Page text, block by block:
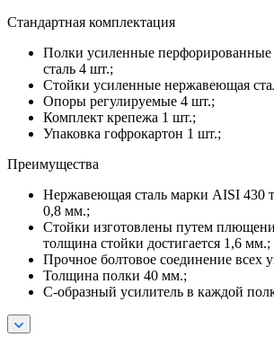
Стандартная комплектация
Полки усиленные
сталь 4 шт.;
Стойки усиленные нержавеющая
Опоры регулируемые 4 шт.;
Комплект крепежа 1 шт.;
Упаковка гофрокартон 1 шт.;
Преимущества
Нержавеющая сталь марки AISI 430
0,8 мм.;
Стойки изготовлены путем
толщина стойки достигается 1,6 мм.;
Прочное болтовое соединение всех
Толщина полки 40 мм.;
С-образный усилитель в каждой